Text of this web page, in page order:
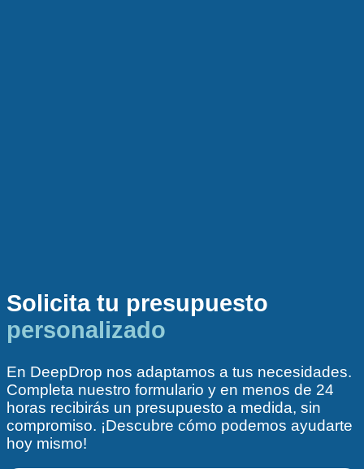
Solicita tu presupuesto
personalizado
En DeepDrop nos adaptamos a tus necesidades.
Completa nuestro formulario y en menos de 24
horas recibirás un presupuesto a medida, sin
compromiso. ¡Descubre cómo podemos ayudarte
hoy mismo!